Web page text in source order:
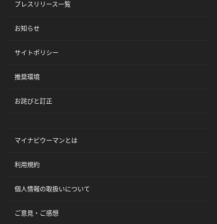
プレスリリース一覧
お知らせ
サイトポリシー
推奨環境
お詫びと訂正
マイナビウーマンとは
利用規約
個人情報の取扱いについて
ご意見・ご感想